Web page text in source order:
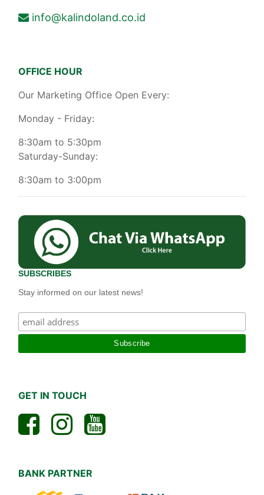
info@kalindoland.co.id
OFFICE HOUR
Our Marketing Office Open Every:
Monday - Friday:
8:30am to 5:30pm
Saturday-Sunday:
8:30am to 3:00pm
SUBSCRIBES
Stay informed on our latest news!
GET IN TOUCH
BANK PARTNER